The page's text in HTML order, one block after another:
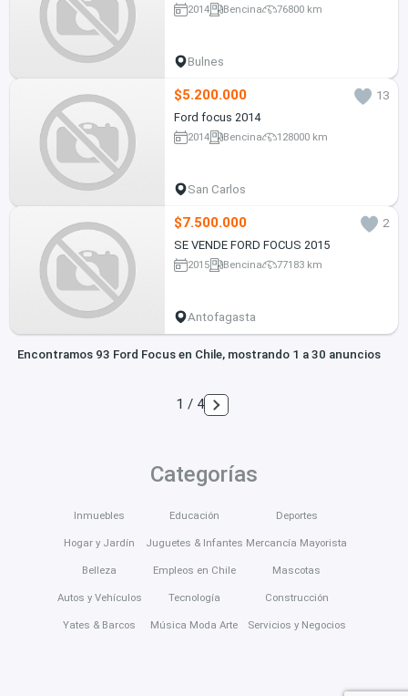
2014 Bencina 76800 km
Bulnes
$5.200.000
13
Ford focus 2014
2014 Bencina 128000 km
San Carlos
$7.500.000
2
SE VENDE FORD FOCUS 2015
2015 Bencina 77183 km
Antofagasta
Encontramos 93 Ford Focus en Chile, mostrando 1 a 30 anuncios
1 / 4
Categorías
Inmuebles
Hogar y Jardín
Belleza
Autos y Vehículos
Yates & Barcos
Educación
Juguetes & Infantes
Empleos en Chile
Tecnología
Música Moda Arte
Deportes
Mercancía Mayorista
Mascotas
Construcción
Servicios y Negocios